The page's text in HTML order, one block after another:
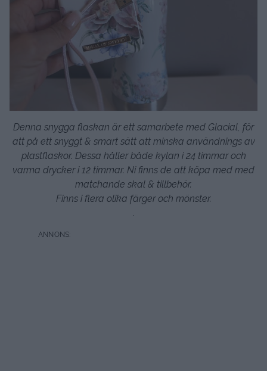
Denna snygga flaskan är ett samarbete med Glacial, för
att på ett snyggt & smart sätt att minska användnings av
plastflaskor. Dessa håller både kylan i 24 timmar och
varma drycker i 12 timmar. Ni finns de att köpa med med
matchande skal & tillbehör.
Finns i flera olika färger och mönster.
.